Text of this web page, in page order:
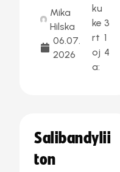
Mika
Hilska
06.07.
2026
ku
ke
rt
oj
a:
3
1
4
Salibandylii
ton